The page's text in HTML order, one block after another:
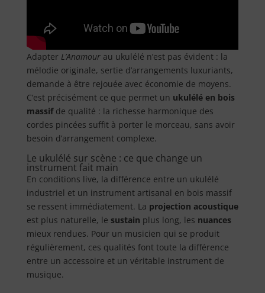
Adapter L’Anamourau ukulélé n’est pas évident : la
mélodie originale, sertie d’arrangements luxuriants,
demande à être rejouée avec économie de moyens.
C’est précisément ce que permet un ukulélé en bois
massifde qualité : la richesse harmonique des
cordes pincées suffit à porter le morceau, sans avoir
besoin d’arrangement complexe.
Le ukulélé sur scène : ce que change un
instrument fait main
En conditions live, la différence entre un ukulélé
industriel et un instrument artisanal en bois massif
se ressent immédiatement. La projection acoustique
est plus naturelle, le sustain plus long, les nuances
mieux rendues. Pour un musicien qui se produit
régulièrement, ces qualités font toute la différence
entre un accessoire et un véritable instrument de
musique.